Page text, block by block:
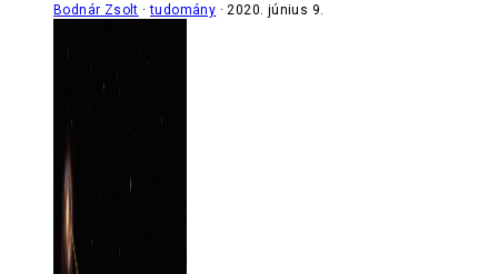
Bodnár Zsolt tudomány 2020. június 9.